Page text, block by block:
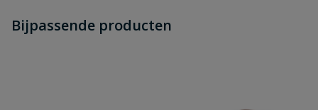
dit product?
Schrijf zelf een beoordeling
Bijpassende producten